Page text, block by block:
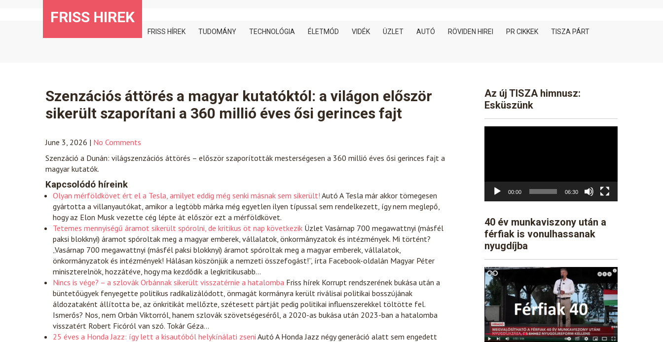
FRISS HIREK
FRISS HÍREK TUDOMÁNY TECHNOLÓGIA ÉLETMÓD VIDÉK ÜZLET AUTÓ RÖVIDEN HIREI PR CIKKEK TISZA PÁRT
Szenzációs áttörés a magyar kutatóktól: a világon először
sikerült szaporítani a 360 millió éves ősi gerinces fajt
June 3, 2026 | No Comments
Szenzáció a Dunán: világszenzációs áttörés – először szaporították mesterségesen a 360 millió éves ősi gerinces fajt a
magyar kutatók.
Kapcsolódó híreink
Olyan mérföldkövet ért el a Tesla, amilyet eddig még senki másnak sem sikerült! Autó A Tesla már akkor tömegesen
gyártotta a villanyautókat, amikor a legtöbb márka még egyetlen ilyen típussal sem rendelkezett, így nem meglepő,
hogy az Elon Musk vezette cég lépte át először ezt a mérföldkövet.
Tetemes mennyiségű áramot sikerült spórolni, de kritikus öt nap következik Üzlet Vasárnap 700 megawattnyi (másfél
paksi blokknyi) áramot spóroltak meg a magyar emberek, vállalatok, önkormányzatok és intézmények. Mi történt?
„Vasárnap 700 megawattnyi (másfél paksi blokknyi) áramot spóroltak meg a magyar emberek, vállalatok,
önkormányzatok és intézmények! Hálásan köszönjük a nemzeti összefogást!”, írta Facebook-oldalán Magyar Péter
miniszterelnök, hozzátéve, hogy ma kezdődik a legkritikusabb…
Nincs is vége? – a szlovák Orbánnak sikerült visszatérnie a hatalomba Friss hírek Korrupt rendszerének bukása után a
büntetőügyek fenyegette politikus radikalizálódott, önmagát kormányra került riválisai politikai bosszújának
áldozataként állította be, az önkritikát mellőzte, szétesett pártját pedig politikai influenszerekkel töltötte fel.
Ismerős? Nos, nem Orbán Viktorról, hanem szlovák szövetségeséről, a 2020-as bukása után 2023-ban a hatalomba
visszatért Robert Ficóról van szó. Tokár Géza…
25 éves a Honda Jazz: így lett a kisautóból helykínálati zseni Autó A Honda Jazz négy generáció alatt sem engedett
Az új TISZA himnusz:
Esküszünk
00:00 06:30
40 év munkaviszony után a
férfiak is vonulhassanak
nyugdíjba